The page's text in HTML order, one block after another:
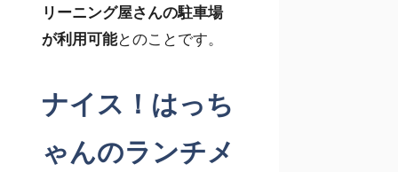
リーニング屋さんの駐車場
が利用可能とのことです。
ナイス！はっち
ゃんのランチメ